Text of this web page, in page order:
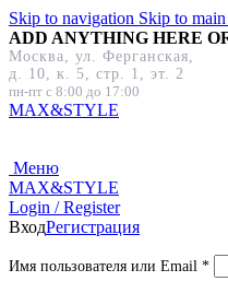
Skip to navigation Skip to
ADD ANYTHING HERE
Москва, ул. Ферганская,
д. 10, к. 5, стр. 1, эт. 2
пн-пт с 8:00 до 17:00
MAX&STYLE
Меню
MAX&STYLE
Login / Register
ВходРегистрация
Имя пользователя или Email *